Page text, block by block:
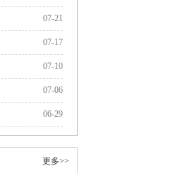
07-21
07-17
07-10
07-06
06-29
更多>>